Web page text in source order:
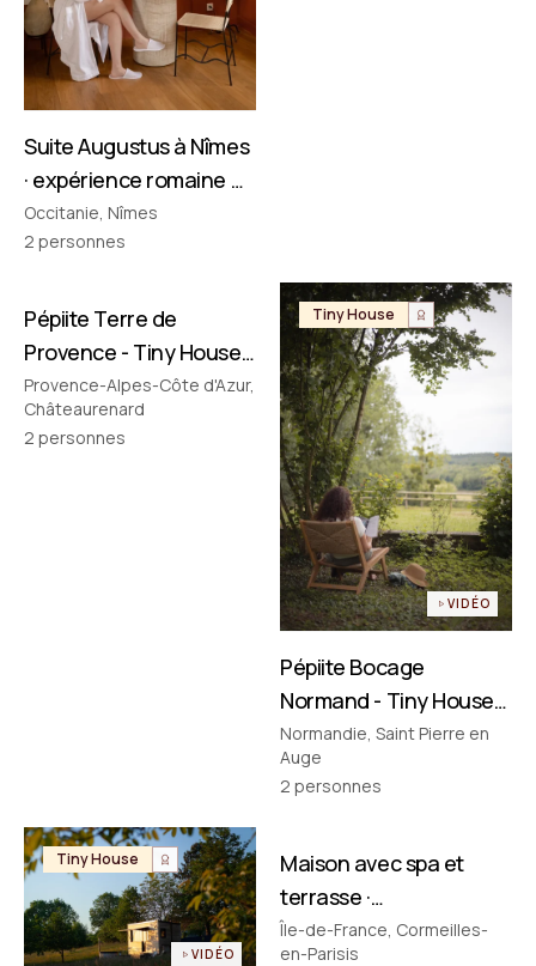
Suite Augustus à Nîmes
· expérience romaine &
cinéma privé
Occitanie, Nîmes
2 personnes
Tiny House
Pépiite Terre de
Provence - Tiny House
avec Jacuzzi en
Provence
Provence-Alpes-Côte d'Azur,
Châteaurenard
2 personnes
Tiny House
VIDÉO
Pépiite Bocage
Normand - Tiny House
avec Spa & Baignoire
Vintage en Normandie
Normandie, Saint Pierre en
Auge
2 personnes
Tiny House
VIDÉO
Maison de ville
Maison avec spa et
terrasse ·
Cormeilles‑en‑Parisis
Île-de-France, Cormeilles-
en-Parisis